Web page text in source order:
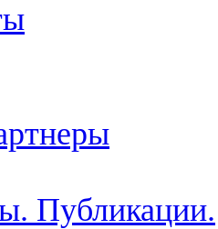
Публикации.